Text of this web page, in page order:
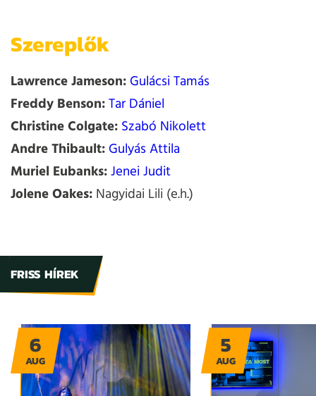
Szereplők
Lawrence Jameson:Gulácsi Tamás
Freddy Benson:Tar Dániel
Christine Colgate:Szabó Nikolett
Andre Thibault:Gulyás Attila
Muriel Eubanks:Jenei Judit
Jolene Oakes:Nagyidai Lili (e.h.)
FRISS HÍREK
6
AUG
5
AUG